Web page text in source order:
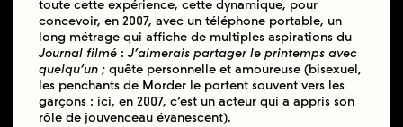
toute cette expérience, cette dynamique, pour
concevoir, en 2007, avec un téléphone portable, un
long métrage qui affiche de multiples aspirations du
Journal filmé: J’aimerais partager le printemps avec
quelqu’un; quête personnelle et amoureuse (bisexuel,
les penchants de Morder le portent souvent vers les
garçons : ici, en 2007, c’est un acteur qui a appris son
rôle de jouvenceau évanescent).